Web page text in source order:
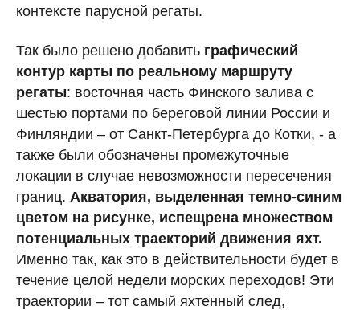
контексте парусной регаты.
Так было решено добавить графический
контур карты по реальному маршруту
регаты: восточная часть Финского залива с
шестью портами по береговой линии России и
Финляндии – от Санкт-Петербурга до Котки, - а
также были обозначены промежуточные
локации в случае невозможности пересечения
границ. Акватория, выделенная темно-синим
цветом на рисунке, испещрена множеством
потенциальных траекторий движения яхт.
Именно так, как это в действительности будет в
течение целой недели морских переходов! Эти
траектории – тот самый яхтенный след,